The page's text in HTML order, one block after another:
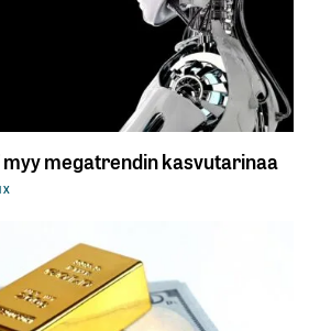
myy megatrendin kasvutarinaa
X